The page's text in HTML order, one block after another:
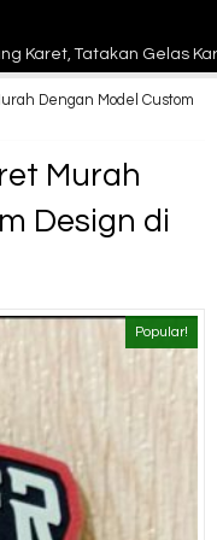
Tatakan Gelas
Dengan Model Custom
Murah
Design di
Popular!